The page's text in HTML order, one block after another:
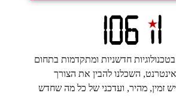
חדשניות ומתקדמות בתחום
השכלנו להבין את הצורך
זמין, מהיר, ועדכני של כל מה שחדש